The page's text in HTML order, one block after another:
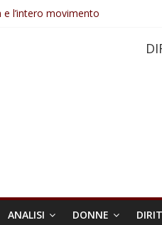
l’intero movimento
della legge
positiva
ANALISI DONNE